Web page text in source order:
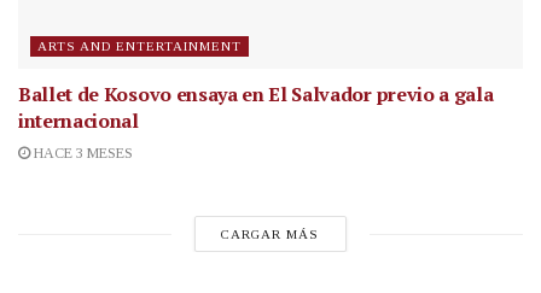
ARTS AND ENTERTAINMENT
Ballet de Kosovo ensaya en El Salvador previo a gala
internacional
HACE 3 MESES
CARGAR MÁS